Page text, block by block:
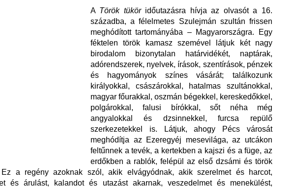
A Török tüköridőutazásra hívja az olvasót a 16.
századba, a félelmetes Szulejmán szultán frissen
meghódított tartományába – Magyarországra. Egy
féktelen török kamasz szemével látjuk két nagy
birodalom bizonytalan határvidékét, naptárak,
adórendszerek, nyelvek, írások, szentírások, pénzek
és hagyományok színes vásárát; találkozunk
királyokkal, császárokkal, hatalmas szultánokkal,
magyar főurakkal, oszmán bégekkel, kereskedőkkel,
polgárokkal, falusi bírókkal, sőt néha még
angyalokkal és dzsinnekkel, furcsa repülő
szerkezetekkel is. Látjuk, ahogy Pécs városát
meghódítja az Ezeregyéj mesevilága, az utcákon
feltűnnek a tevék, a kertekben a kajszi és a füge, az
erdőkben a rablók, felépül az első dzsámi és török
Ez a regény azoknak szól, akik elvágyódnak, akik szerelmet és harcot,
és árulást, kalandot és utazást akarnak, veszedelmet és menekülést,